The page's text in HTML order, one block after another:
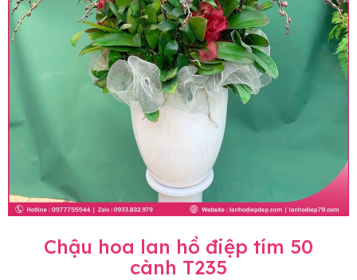
Chậu hoa lan hồ điệp tím 50
cành T235